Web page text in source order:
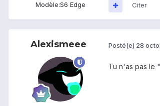
Modèle:S6 Edge Citer
Alexismeee Posté(e) 28
Tu n'as pas le